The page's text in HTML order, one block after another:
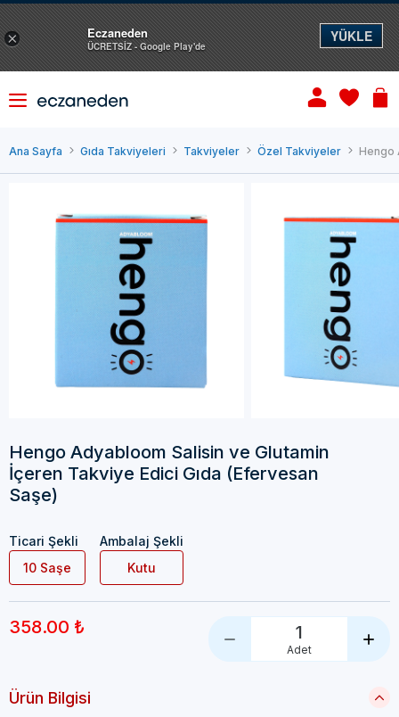
Ana Sayfa Gıda Takviyeleri Takviyeler Özel Takviyeler Hengo
Hengo Adyabloom Salisin ve Glutamin
İçeren Takviye Edici Gıda (Efervesan
Saşe)
Ticari Şekli
10 Saşe
Ambalaj Şekli
Kutu
358.00 ₺ 1
Adet
Ürün Bilgisi
× Eczaneden
ÜCRETSİZ - Google Play'de
YÜKLE